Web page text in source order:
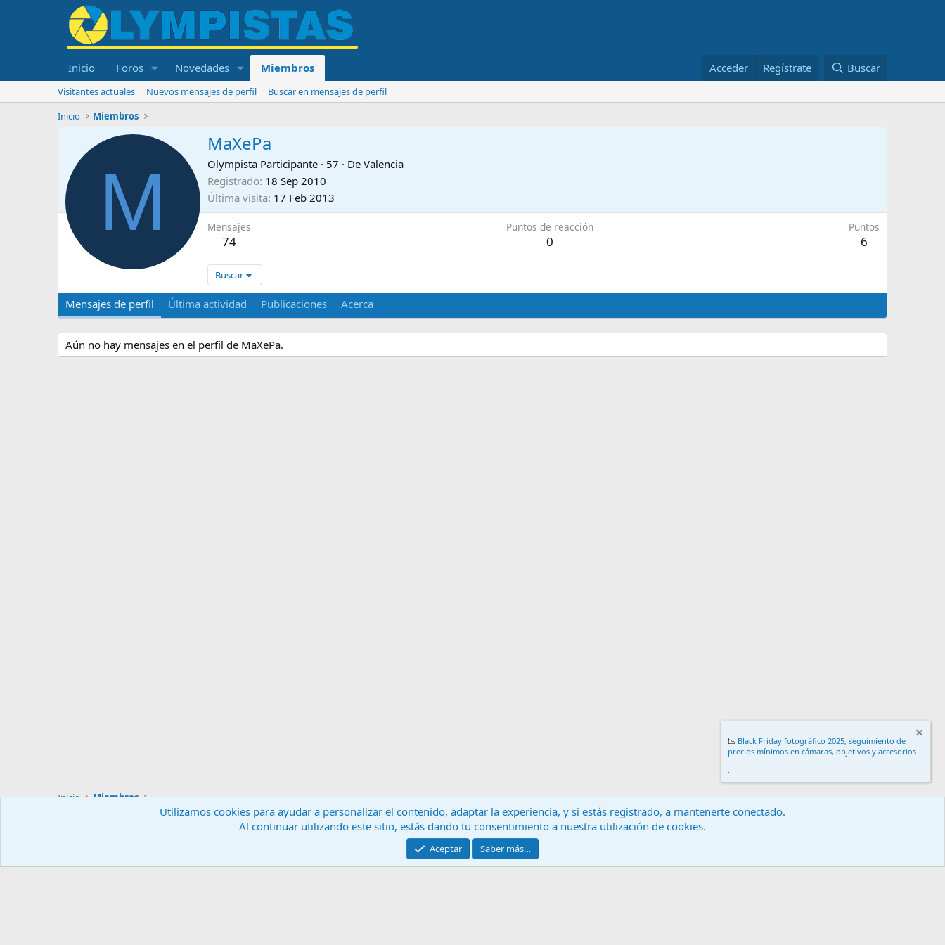
Inicio Foros Novedades Miembros Acceder Regístrate Buscar
Visitantes actuales Nuevos mensajes de perfil
Buscar en mensajes de perfil
Inicio
Miembros
M
MaXePa
Olympista Participante · 57 · De Valencia
Registrado 18 Sep 2010
Última visita 17 Feb 2013
Mensajes
74
Puntos de reacción
0
Puntos
6
Buscar
Mensajes de perfil Última actividad Publicaciones Acerca
Aún no hay mensajes en el perfil de MaXePa.
Inicio Miembros
Contáctanos Términos y reglas
Community platform by XenForo® © 2010-2024 XenForo Ltd.
📉 Black Friday fotográfico 2025, seguimiento de
precios mínimos en cámaras, objetivos y accesorios
.
Utilizamos cookies para ayudar a personalizar el contenido, adaptar la experiencia, y si estás registrado, a mantenerte conectado.
Al continuar utilizando este sitio, estás dando tu consentimiento a nuestra utilización de cookies.
Aceptar Saber más…